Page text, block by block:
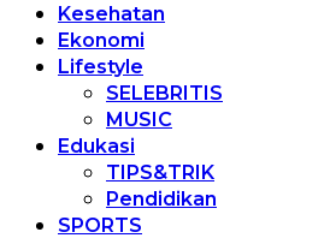
Kesehatan
Ekonomi
Lifestyle
SELEBRITIS
MUSIC
Edukasi
TIPS&TRIK
Pendidikan
SPORTS